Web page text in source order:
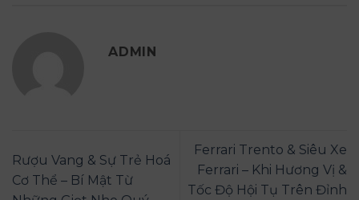
ADMIN
Rượu Vang & Sự Trẻ Hoá
Cơ Thể – Bí Mật Từ
Ferrari Trento & Siêu Xe
Ferrari – Khi Hương Vị &
Tốc Độ Hội Tụ Trên Đỉnh